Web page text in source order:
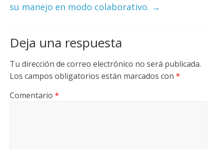
su manejo en modo colaborativo. →
Deja una respuesta
Tu dirección de correo electrónico no será publicada.
Los campos obligatorios están marcados con *
Comentario *